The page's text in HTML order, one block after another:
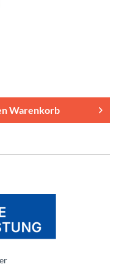
Warenkorb